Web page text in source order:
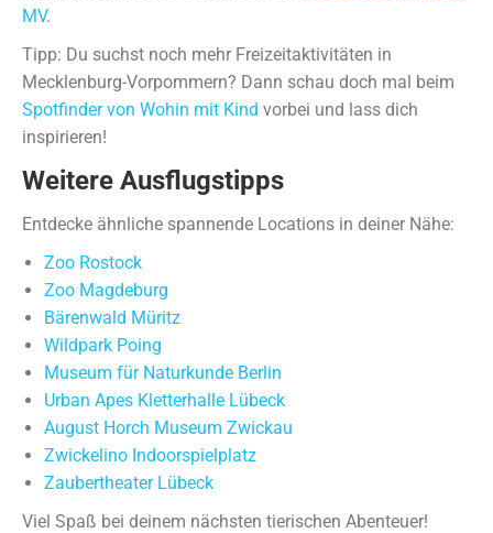
MV.
Tipp: Du suchst noch mehr Freizeitaktivitäten in
Mecklenburg-Vorpommern? Dann schau doch mal beim
Spotfinder von Wohin mit Kind vorbei und lass dich
inspirieren!
Weitere Ausflugstipps
Entdecke ähnliche spannende Locations in deiner Nähe:
Zoo Rostock
Zoo Magdeburg
Bärenwald Müritz
Wildpark Poing
Museum für Naturkunde Berlin
Urban Apes Kletterhalle Lübeck
August Horch Museum Zwickau
Zwickelino Indoorspielplatz
Zaubertheater Lübeck
Viel Spaß bei deinem nächsten tierischen Abenteuer!